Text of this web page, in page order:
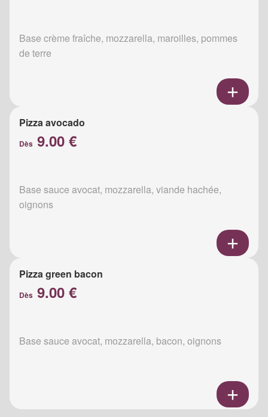
Base crème fraîche, mozzarella, maroilles, pommes
de terre
Pizza avocado
Dès 9.00 €
Base sauce avocat, mozzarella, viande hachée,
oignons
Pizza green bacon
Dès 9.00 €
Base sauce avocat, mozzarella, bacon, oignons